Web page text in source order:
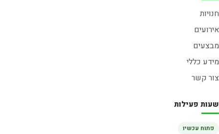
חנויות
אירועים
מבצעים
מידע כללי
צור קשר
שעות פעילות
פתוח עכשיו